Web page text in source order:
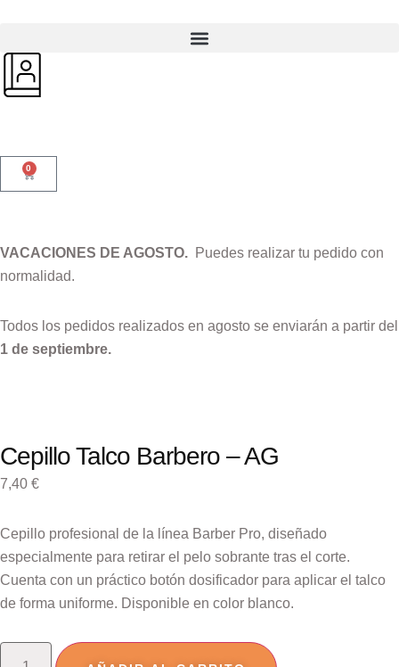
0
VACACIONES DE AGOSTO. Puedes realizar tu pedido con
normalidad.
Todos los pedidos realizados en agosto se enviarán a partir del
1 de septiembre.
Cepillo Talco Barbero – AG
7,40 €
Cepillo profesional de la línea Barber Pro, diseñado
especialmente para retirar el pelo sobrante tras el corte.
Cuenta con un práctico botón dosificador para aplicar el talco
de forma uniforme. Disponible en color blanco.